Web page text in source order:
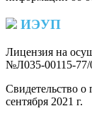
ИЭУП
Лицензия на
№Л035-00115-77/
Свидетельство о
сентября 2021 г.